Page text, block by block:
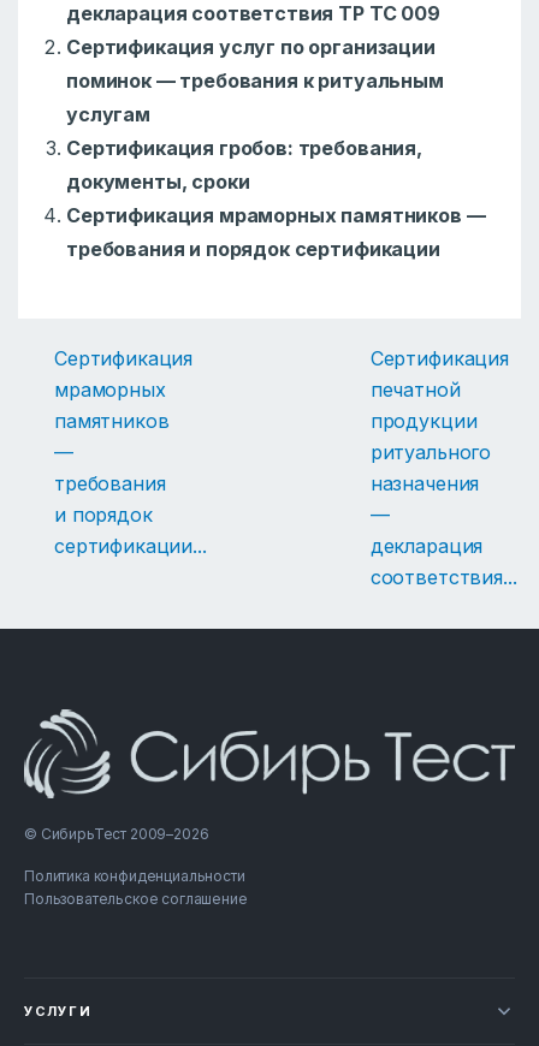
декларация соответствия ТР ТС 009
Сертификация услуг по организации
поминок — требования к ритуальным
услугам
Сертификация гробов: требования,
документы, сроки
Сертификация мраморных памятников —
требования и порядок сертификации
Сертификация
мраморных
памятников
—
требования
и порядок
сертификации...
Сертификация
печатной
продукции
ритуального
назначения
—
декларация
соответствия...
© СибирьТест 2009–2026
Политика конфиденциальности
Пользовательское соглашение
УСЛУГИ